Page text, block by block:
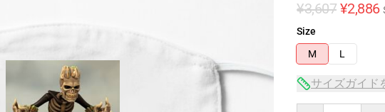
¥3,607 ¥2,886
Size
M
L
サイズガイド